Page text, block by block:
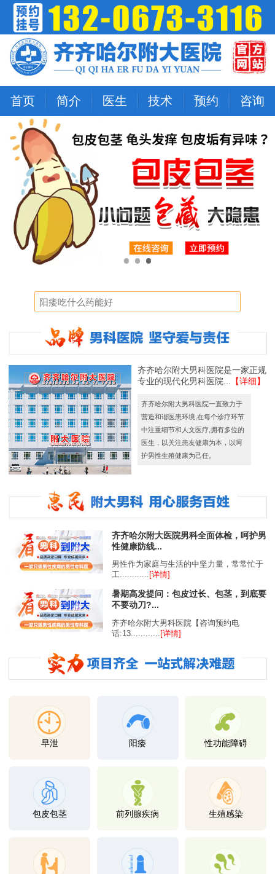
首页 简介 医生 技术 预约 咨询
齐齐哈尔附大男科医院是一家正规
专业的现代化男科医院...
【详细】
齐齐哈尔附大男科医院一直致力于
营造和谐医患环境,在每个诊疗环节
中注重细节和人文医疗,拥有多位的
医生，以关注患友健康为本，以呵
护男性生殖健康为己任。
齐齐哈尔附大医院男科全面体检，呵护男
性健康防线...
男性作为家庭与生活的中坚力量，常常忙于
工............ [详情]
暑期高发提问：包皮过长、包茎，到底要
不要动刀?...
齐齐哈尔附大男科医院【咨询预约电
话:13............
[详情]
早泄 阳痿 性功能障碍
包皮包茎 前列腺疾病 生殖感染